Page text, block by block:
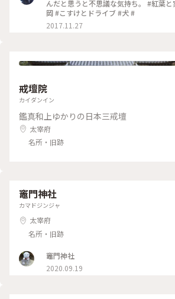
んだと思うと不思議な気持ち。 #紅葉
岡 #こすけとドライブ #犬 #
2017.11.27
戒壇院
カイダンイン
鑑真和上ゆかりの日本三戒壇
太宰府
名所・旧跡
竈門神社
カマドジンジャ
太宰府
名所・旧跡
竈門神社
2020.09.19